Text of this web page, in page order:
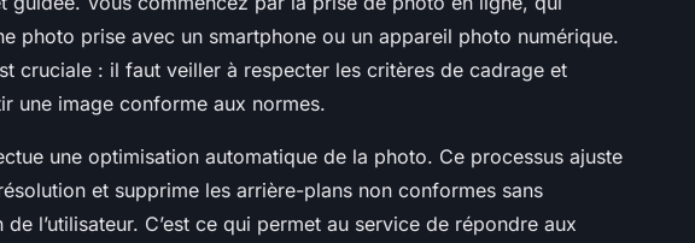
photo prise avec un smartphone ou un appareil photo numérique.
cruciale : il faut veiller à respecter les critères de cadrage et
une image conforme aux normes.
une optimisation automatique de la photo. Ce processus ajuste
et supprime les arrière-plans non conformes sans
de l’utilisateur. C’est ce qui permet au service de répondre aux